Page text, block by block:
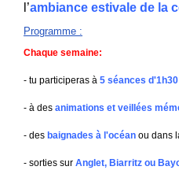
l’ambiance estivale de la
Programme :
Chaque semaine:
- tu participeras à 5 séances
- à des animations et veillées
- des baignades à l'océan ou dans
- sorties sur Anglet, Biarritz ou